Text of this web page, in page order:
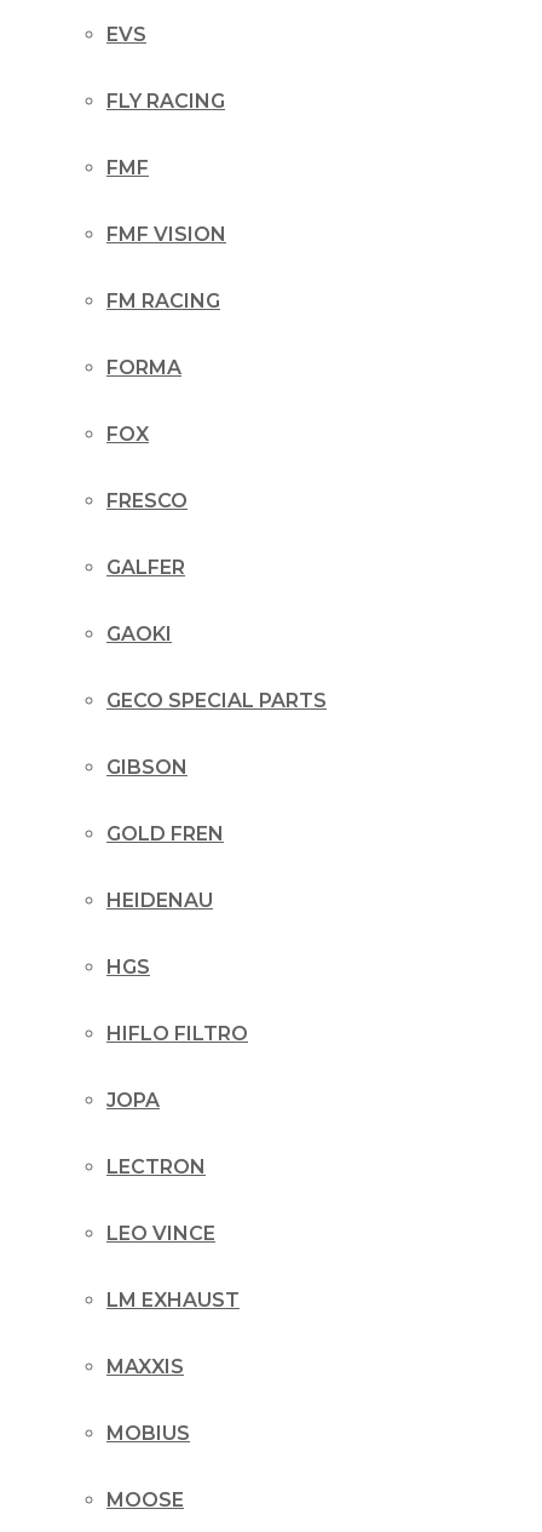
EVS
FLY RACING
FMF
FMF VISION
FM RACING
FORMA
FOX
FRESCO
GALFER
GAOKI
GECO SPECIAL PARTS
GIBSON
GOLD FREN
HEIDENAU
HGS
HIFLO FILTRO
JOPA
LECTRON
LEO VINCE
LM EXHAUST
MAXXIS
MOBIUS
MOOSE